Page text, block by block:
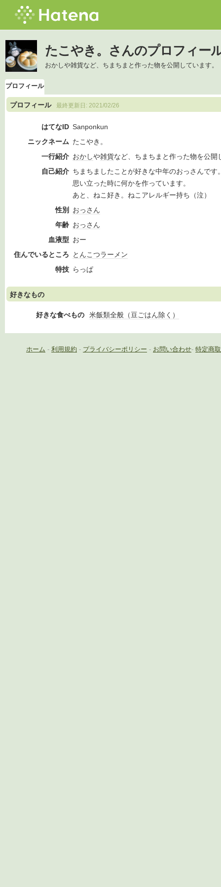
たこやき。さんのプロフィー
おかしや雑貨など、ちまちまと作った物を公開しています。
プロフィール
プロフィール 最終更新日: 2021/02/26
はてなID Sanponkun
ニックネーム たこやき。
一行紹介 おかしや雑貨など、ちまちまと作った物を公開
自己紹介 ちまちましたことが好きな中年のおっさんです
思い立った時に何かを作っています。
あと、ねこ好き。ねこアレルギー持ち（泣）
性別
おっさん
年齢 おっさん
血液型 おー
住んでいるところ
とんこつラーメン
特技 らっぱ
好きなもの
好きな食べもの 米飯類全般（豆ごはん除く）
ホーム - 利用規約 - プライバシーポリシー - お問い合わせ- 特定商